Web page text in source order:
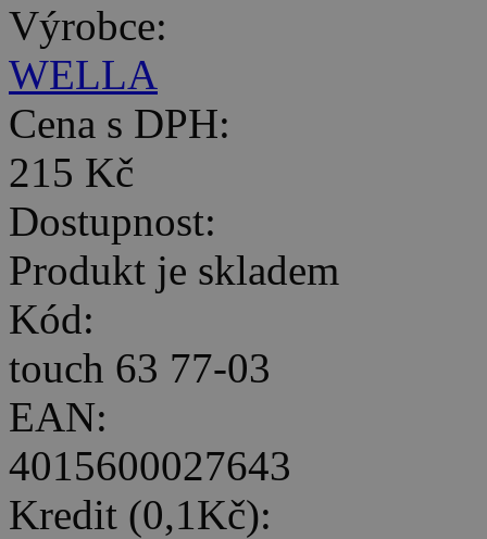
Výrobce:
WELLA
Cena s DPH:
215 Kč
Dostupnost:
Produkt je skladem
Kód:
touch 63 77-03
EAN:
4015600027643
Kredit (0,1Kč):